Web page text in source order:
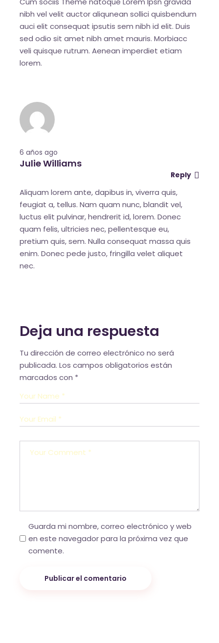
nibh vel velit auctor aliqunean sollici quisbendum
auci elit consequat ipsutis sem nibh id elit. Duis
sed odio sit amet nibh amet mauris. Morbiacc
veli quisque rutrum. Aenean imperdiet etiam
lorem.
6 años ago
Julie Williams
Reply
Aliquam lorem ante, dapibus in, viverra quis,
feugiat a, tellus. Nam quam nunc, blandit vel,
luctus elit pulvinar, hendrerit id, lorem. Donec
quam felis, ultricies nec, pellentesque eu,
pretium quis, sem. Nulla consequat massa quis
enim. Donec pede justo, fringilla velet aliquet
nec.
Deja una respuesta
Tu dirección de correo electrónico no será
publicada. Los campos obligatorios están
marcados con *
Guarda mi nombre, correo electrónico y web
en este navegador para la próxima vez que
comente.
Publicar el comentario